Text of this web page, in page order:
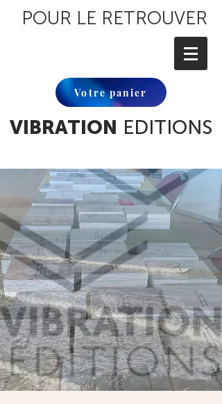
POUR LE RETROUVER
Votre panier
VIBRATION EDITIONS